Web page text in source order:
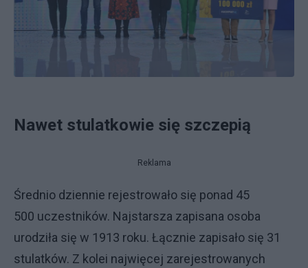
Nawet stulatkowie się szczepią
Reklama
Średnio dziennie rejestrowało się ponad 45
500 uczestników. Najstarsza zapisana osoba
urodziła się w 1913 roku. Łącznie zapisało się 31
stulatków. Z kolei najwięcej zarejestrowanych